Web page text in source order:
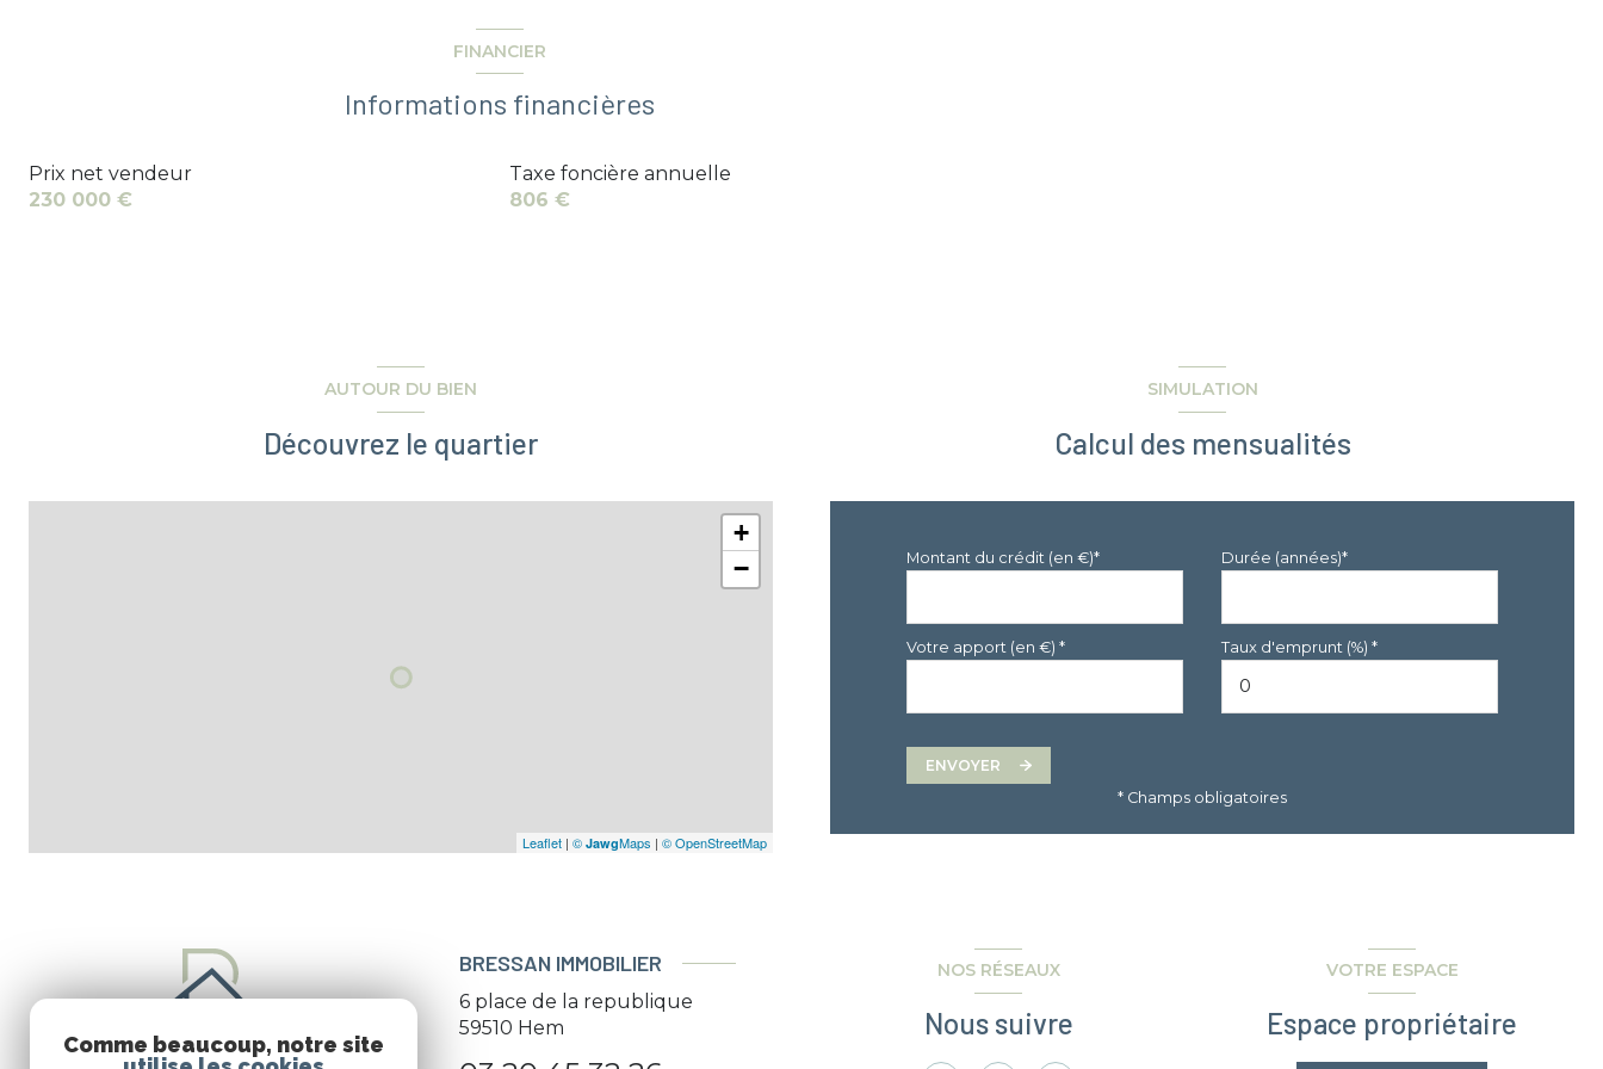
FINANCIER
Informations financières
Prix net vendeur
230 000 €
Taxe foncière annuelle
806 €
AUTOUR DU BIEN
Découvrez le quartier
+
−
Leaflet | © JawgMaps | © OpenStreetMap
SIMULATION
Calcul des mensualités
Montant du crédit (en €)* Durée (années)*
Votre apport (en €) * Taux d'emprunt (%) *
ENVOYER
* Champs obligatoires
BRESSAN IMMOBILIER
6 place de la republique
59510 Hem
NOS RÉSEAUX
Nous suivre
VOTRE ESPACE
Espace propriétaire
Comme beaucoup, notre site